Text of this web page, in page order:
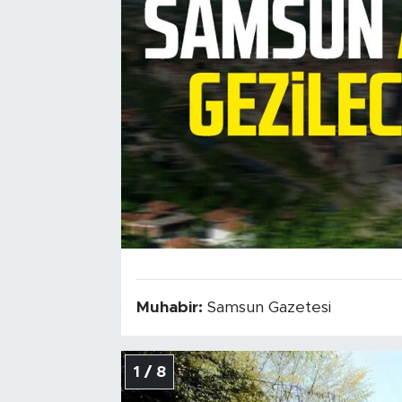
Muhabir: Samsun Gazetesi
1 / 8